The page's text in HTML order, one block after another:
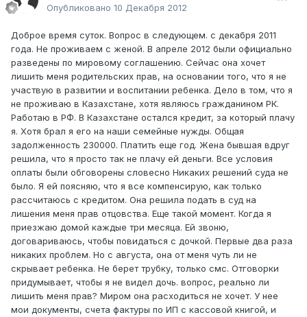
Опубликовано 10 Декабря 2012
Доброе время суток. Вопрос в следующем. с декабря 2011
года. Не проживаем с женой. В апреле 2012 были официально
разведены по мировому соглашению. Сейчас она хочет
лишить меня родительских прав, на основании того, что я не
участвую в развитии и воспитании ребенка. Дело в том, что я
не проживаю в Казахстане, хотя являюсь гражданином РК.
Работаю в РФ. В Казахстане остался кредит, за который плачу
я. Хотя брал я его на наши семейные нужды. Общая
задолженность 230000. Платить еще год. Жена бывшая вдруг
решила, что я просто так не плачу ей деньги. Все условия
оплаты были обговорены словесно Никаких решений суда не
было. Я ей поясняю, что я все компенсирую, как только
рассчитаюсь с кредитом. Она решила подать в суд на
лишения меня прав отцовства. Еще такой момент. Когда я
приезжаю домой каждые три месяца. Ей звоню,
договариваюсь, чтобы повидаться с дочкой. Первые два раза
никаких проблем. Но с августа, она от меня чуть ли не
скрывает ребенка. Не берет трубку, только смс. Отговорки
придумывает, чтобы я не видел дочь. вопрос, реально ли
лишить меня прав? Миром она расходиться не хочет. У нее
мои документы, счета фактуры по ИП с кассовой книгой, и